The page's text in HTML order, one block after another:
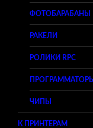
ФОТОБАРАБАНЫ
РАКЕЛИ
РОЛИКИ RPC
ПРОГРАММАТОРЫ
ЧИПЫ
К ПРИНТЕРАМ